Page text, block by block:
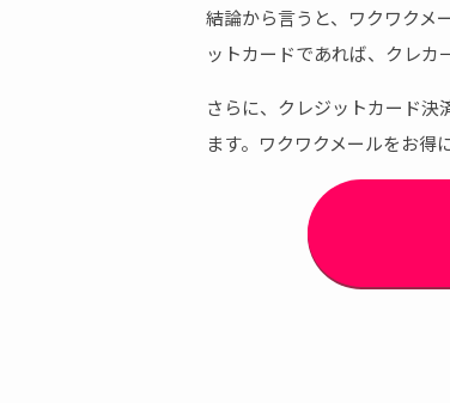
結論から言うと、ワクワクメ
ットカードであれば、クレカ
さらに、クレジットカード決
ます。ワクワクメールをお得